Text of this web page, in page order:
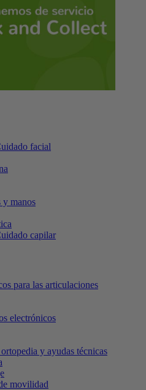
facial
y manos
capilar
para las articulaciones
electrónicos
y ayudas técnicas
movilidad